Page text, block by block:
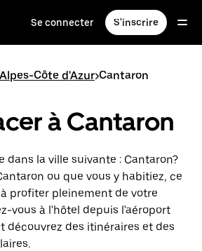
Se connecter S'inscrire
Côte d'Azur>Cantaron
à Cantaron
dans la ville suivante : Cantaron?
ou que vous y habitiez, ce
profiter pleinement de votre
vous à l'hôtel depuis l'aéroport
découvrez des itinéraires et des